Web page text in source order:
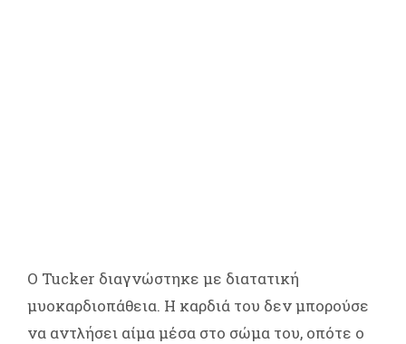
Ο Tucker διαγνώστηκε με διατατική
μυοκαρδιοπάθεια. Η καρδιά του δεν μπορούσε
να αντλήσει αίμα μέσα στο σώμα του, οπότε ο